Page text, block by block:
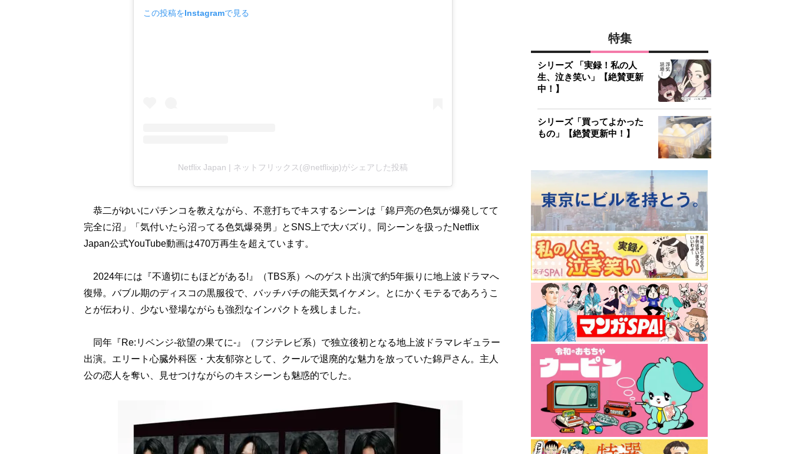
この投稿をInstagramで見る
Netflix Japan | ネットフリックス(@netflixjp)がシェアした投稿
恭二がゆいにパチンコを教えながら、不意打ちでキスするシーンは「錦戸亮の色気が爆発してて
完全に沼」「気付いたら沼ってる色気爆発男」とSNS上で大バズり。同シーンを扱ったNetflix
Japan公式YouTube動画は470万再生を超えています。
2024年には『不適切にもほどがある!』（TBS系）へのゲスト出演で約5年振りに地上波ドラマへ
復帰。バブル期のディスコの黒服役で、バッチバチの能天気イケメン。とにかくモテるであろうこ
とが伝わり、少ない登場ながらも強烈なインパクトを残しました。
同年『Re:リベンジ-欲望の果てに-』（フジテレビ系）で独立後初となる地上波ドラマレギュラー
出演。エリート心臓外科医・大友郁弥として、クールで退廃的な魅力を放っていた錦戸さん。主人
公の恋人を奪い、見せつけながらのキスシーンも魅惑的でした。
特集
シリーズ 「実録！私の人
生、泣き笑い」【絶賛更新
中！】
シリーズ「買ってよかった
もの」【絶賛更新中！】